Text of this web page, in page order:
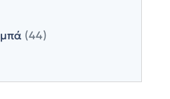
(44)